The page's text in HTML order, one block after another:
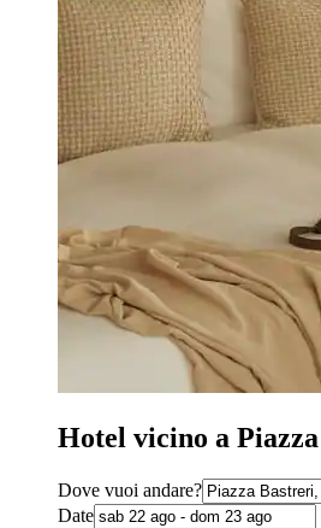
Hotel vicino a
Dove vuoi andare?
Date